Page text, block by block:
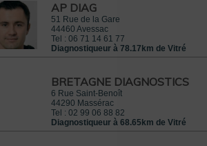
AP DIAG
51 Rue de la Gare
44460 Avessac
Tel : 06 71 14 61 77
Diagnostiqueur à 78.17km de Vitré
BRETAGNE DIAGNOSTICS
6 Rue Saint-Benoît
44290 Massérac
Tel : 02 99 06 88 82
Diagnostiqueur à 68.65km de Vitré